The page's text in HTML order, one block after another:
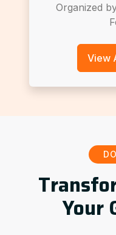
Organized
View
Your